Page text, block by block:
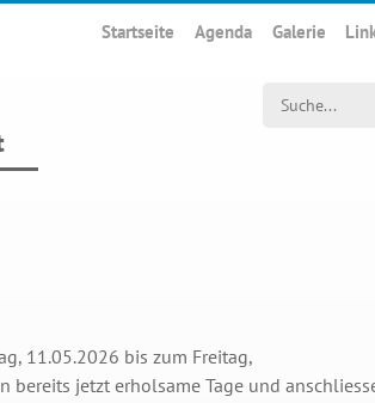
Startseite Agenda Galerie
11.05.2026 bis zum Freitag,
jetzt erholsame Tage und